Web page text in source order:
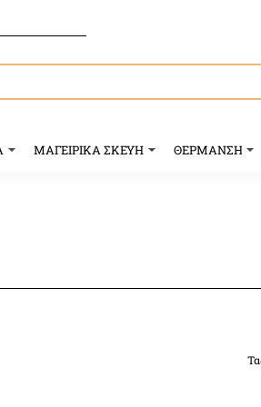
ΜΑΓΕΙΡΙΚΑ ΣΚΕΥΗ ΘΕΡΜΑΝΣΗ